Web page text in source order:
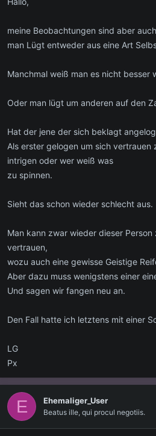
meine Beobachtungen sind aber
man Lügt entweder aus eine Art
Manchmal weiß man es nicht besser
Oder man lügt um anderen auf den
Hat der jene der sich beklagt
Als erster gelogen um sich vertrauen
intrigen oder wer weiß was
zu spinnen.
Sieht das schon wieder schlecht aus.
Man kann zwar wieder dieser
vertrauen,
wozu auch eine gewisse Geistige
Aber dazu muss wenigstens einer
Und sagen wir fangen neu an.
Den Fall hatte ich letztens mit einer
LG
Px
E Ehemaliger_User
Beatus ille, qui procul negotiis.